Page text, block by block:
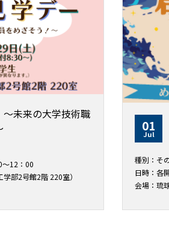
未来の大学技術職
～12：00
部2号館2階 220室）
01
Jul
種別：そ
日時：各
会場：琉